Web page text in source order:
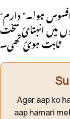
“کيوں ميرا نام اتنا برا ہے کہ وہ لينے پر آپ کو افسوس ہوا۔” دارم
ميں انہتائ سخت
ثابت ہوئ تھی۔
Agar aap ko
aap hamari